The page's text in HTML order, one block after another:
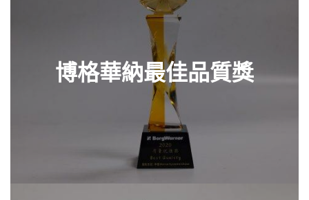
博格華納最佳品質獎
查看零件